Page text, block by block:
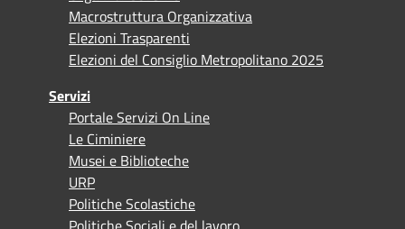
Macrostruttura Organizzativa
Elezioni Trasparenti
Elezioni del Consiglio Metropolitano 2025
Servizi
Portale Servizi On Line
Le Ciminiere
Musei e Biblioteche
URP
Politiche Scolastiche